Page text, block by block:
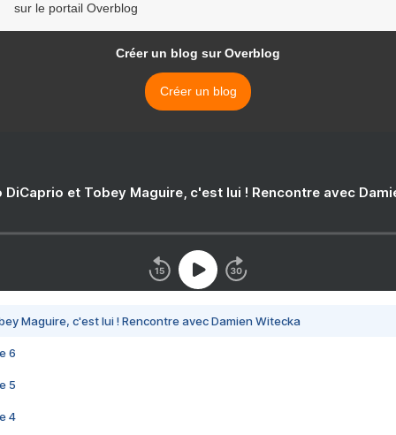
sur le portail Overblog
Créer un blog sur Overblog
Créer un blog
DiCaprio et Tobey Maguire, c'est lui ! Rencontre avec
Maguire, c'est lui ! Rencontre avec Damien Witecka
6
5
4